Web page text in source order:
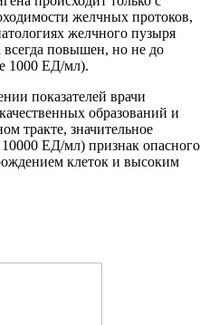
желчных протоков,
желчного пузыря
всегда повышен, но не до
1000 ЕД/мл).
показателей врачи
образований и
тракте, значительное
ЕД/мл) признак опасного
клеток и высоким